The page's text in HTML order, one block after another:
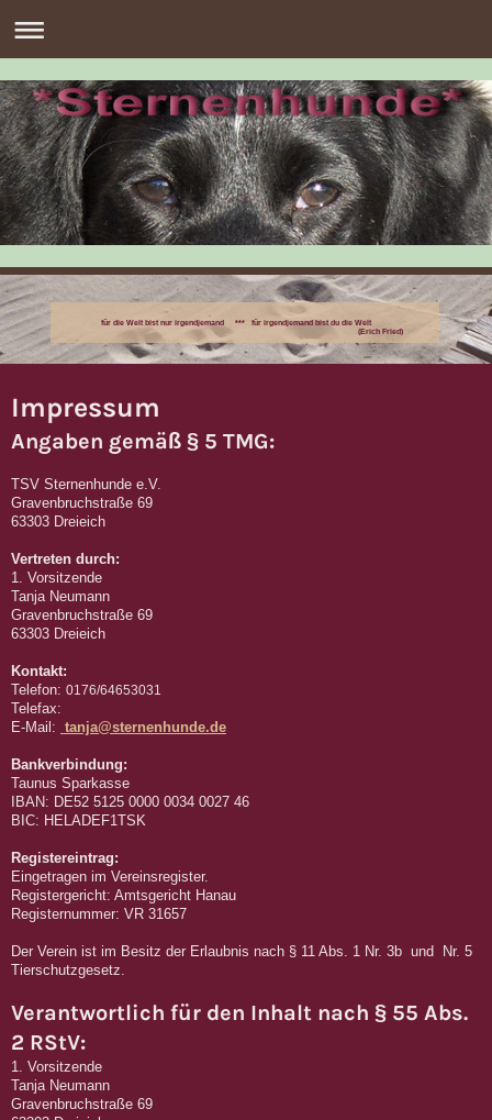
für die Welt bist nur irgendjemand *** für irgendjemand bist du die Welt
(Erich Fried)
Impressum
Angaben gemäß § 5 TMG:
TSV Sternenhunde e.V.
Gravenbruchstraße 69
63303 Dreieich
Vertreten durch:
1. Vorsitzende
Tanja Neumann
Gravenbruchstraße 69
63303 Dreieich
Kontakt:
Telefon: 0176/64653031
Telefax:
E-Mail: tanja@sternenhunde.de
Bankverbindung:
Taunus Sparkasse
IBAN: DE52 5125 0000 0034 0027 46
BIC: HELADEF1TSK
Registereintrag:
Eingetragen im Vereinsregister.
Registergericht: Amtsgericht Hanau
Registernummer: VR 31657
Der Verein ist im Besitz der Erlaubnis nach § 11 Abs. 1 Nr. 3b und Nr. 5
Tierschutzgesetz.
Verantwortlich für den Inhalt nach § 55 Abs.
2 RStV:
1. Vorsitzende
Tanja Neumann
Gravenbruchstraße 69